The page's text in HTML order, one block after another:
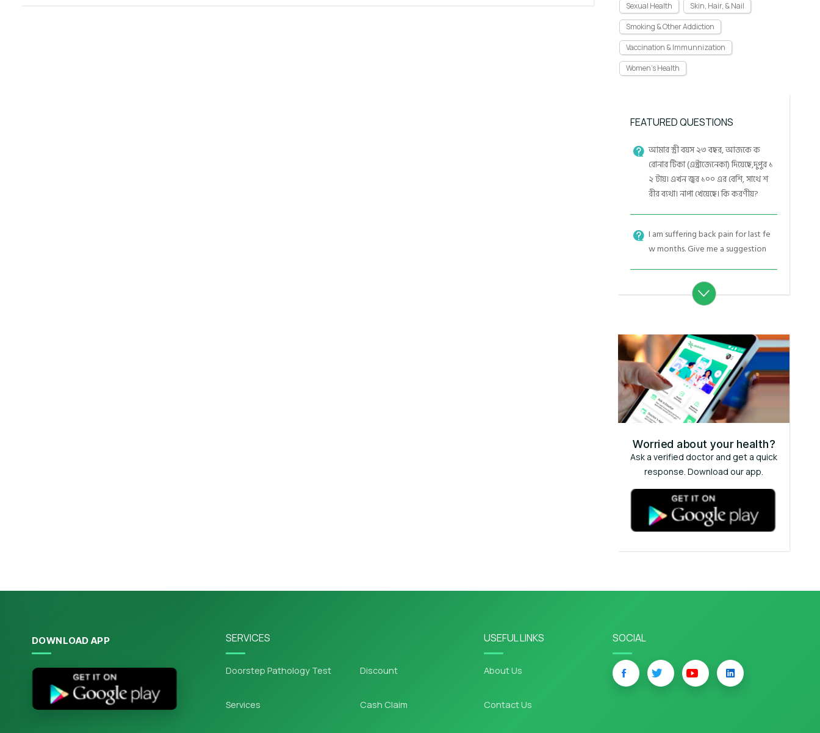
Sexual Health
Skin, Hair, & Nail
Smoking & Other Addiction
Vaccination & Immunnization
Women's Health
FEATURED QUESTIONS
আমার স্ত্রী বয়স ২৩ বছর, আজকে ক
রোনার টিকা (এস্ট্রাজেনেকা) দিয়েছে,দুপুর ১
২ টায়। এখন জ্বর ১০০ এর বেশি, সাথে শ
রীর ব্যথা। নাপা খেয়েছে। কি করণীয়?
I am suffering back pain for last fe
w months. Give me a suggestion
Worried about your health?
Ask a verified doctor and get a quick
response. Download our app.
DOWNLOAD APP SERVICES
Doorstep Pathology Test
Services
Discount
Cash Claim
USEFUL LINKS
About Us
Contact Us
SOCIAL